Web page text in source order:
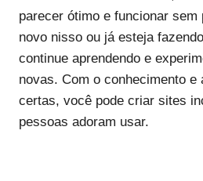
parecer ótimo e funcionar
novo nisso ou já esteja
continue aprendendo e
novas. Com o conhecimento e
certas, você pode criar sites
pessoas adoram usar.